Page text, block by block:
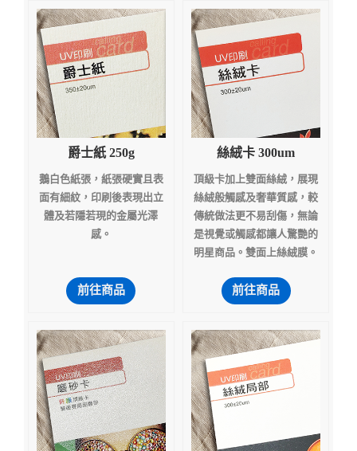
爵士紙 250g
鵝白色紙張，紙張硬實且表
面有細紋，印刷後表現出立
體及若隱若現的金屬光澤
感。
前往商品
絲絨卡 300um
頂級卡加上雙面絲絨，展現
絲絨般觸感及奢華質感，較
傳統做法更不易刮傷，無論
是視覺或觸感都讓人驚艷的
明星商品。雙面上絲絨膜。
前往商品